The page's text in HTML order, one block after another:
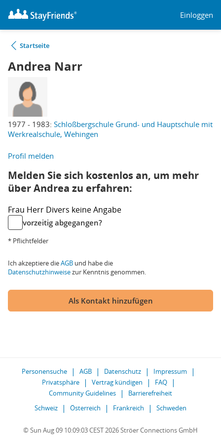
Einloggen
Startseite
Andrea Narr
1977 - 1983: Schloßbergschule Grund- und Hauptschule mit
Werkrealschule, Wehingen
Profil melden
Melden Sie sich kostenlos an, um mehr
über Andrea zu erfahren:
Frau Herr Divers keine Angabe
vorzeitig abgegangen?
* Pflichtfelder
Ich akzeptiere dieAGB und habe die
Datenschutzhinweisezur Kenntnis genommen.
Als Kontakt hinzufügen
Personensuche AGB Datenschutz
Impressum
Privatsphäre
Vertrag kündigen
FAQ
Community Guidelines
Barrierefreiheit
Schweiz
Österreich Frankreich Schweden
© Sun Aug 09 10:09:03 CEST 2026 Ströer Connections GmbH